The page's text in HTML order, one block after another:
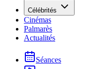
Célébrités
Cinémas
Palmarès
Actualités
Séances